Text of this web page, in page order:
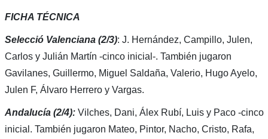
FICHA TÉCNICA
Selecció Valenciana (2/3): J. Hernández, Campillo, Julen,
Carlos y Julián Martín -cinco inicial-. También jugaron
Gavilanes, Guillermo, Miguel Saldaña, Valerio, Hugo Ayelo,
Julen F, Álvaro Herrero y Vargas.
Andalucía (2/4):Vilches, Dani, Álex Rubí, Luis y Paco -cinco
inicial. También jugaron Mateo, Pintor, Nacho, Cristo, Rafa,